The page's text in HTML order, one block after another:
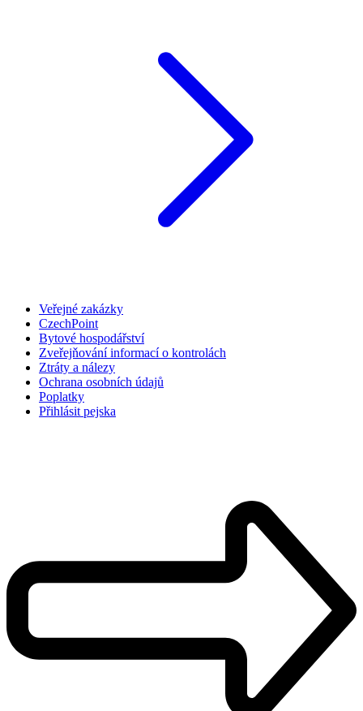
Veřejné zakázky
CzechPoint
Bytové hospodářství
Zveřejňování informací o kontrolách
Ztráty a nálezy
Ochrana osobních údajů
Poplatky
Přihlásit pejska